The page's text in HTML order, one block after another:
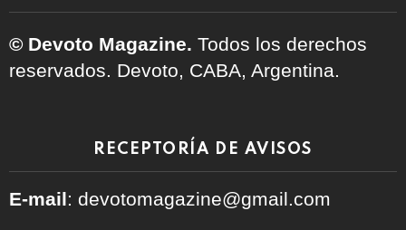
© Devoto Magazine. Todos los derechos
reservados. Devoto, CABA, Argentina.
RECEPTORÍA DE AVISOS
E-mail: devotomagazine@gmail.com